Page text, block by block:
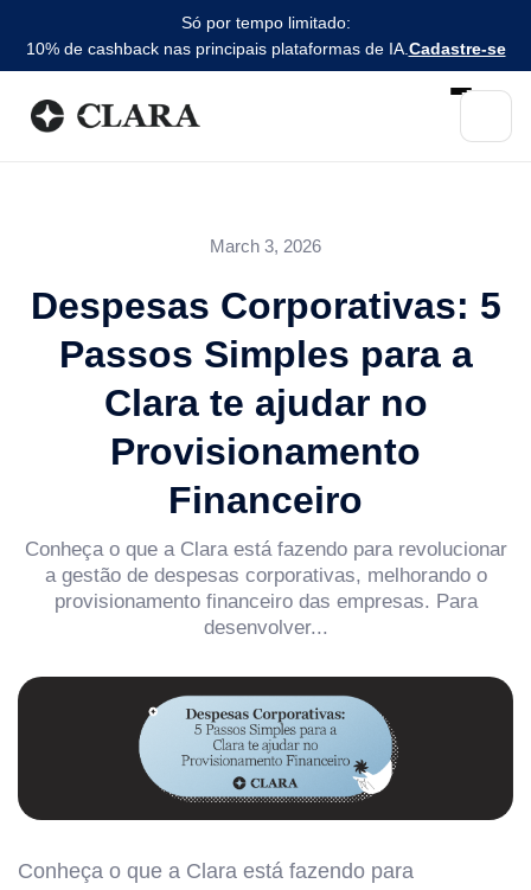
Só por tempo limitado:
10% de cashback nas principais plataformas de IA. Cadastre-se
March 3, 2026
Despesas Corporativas: 5
Passos Simples para a
Clara te ajudar no
Provisionamento
Financeiro
Conheça o que a Clara está fazendo para revolucionar
a gestão de despesas corporativas, melhorando o
provisionamento financeiro das empresas. Para
desenvolver...
Conheça o que a Clara está fazendo para